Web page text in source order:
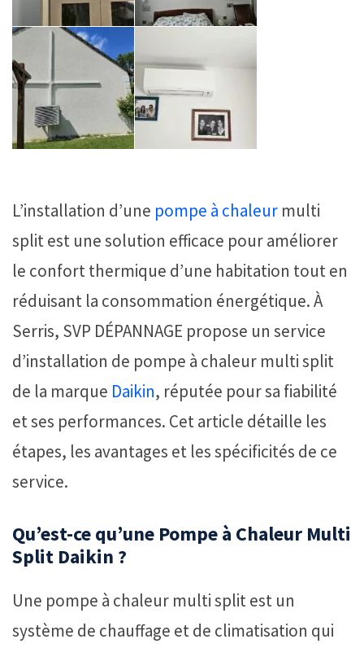
L’installation d’une pompe à chaleur multi
split est une solution efficace pour améliorer
le confort thermique d’une habitation tout en
réduisant la consommation énergétique. À
Serris, SVP DÉPANNAGE propose un service
d’installation de pompe à chaleur multi split
de la marque Daikin, réputée pour sa fiabilité
et ses performances. Cet article détaille les
étapes, les avantages et les spécificités de ce
service.
Qu’est-ce qu’une Pompe à Chaleur Multi
Split Daikin ?
Une pompe à chaleur multi split est un
système de chauffage et de climatisation qui